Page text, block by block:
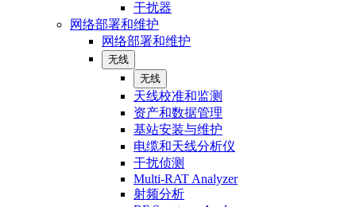
干扰器
网络部署和维护
网络部署和维护
无线
无线
天线校准和监测
资产和数据管理
基站安装与维护
电缆和天线分析仪
干扰侦测
Multi-RAT Analyzer
射频分析